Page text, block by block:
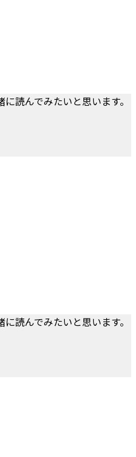
読んでみたいと思います。
読んでみたいと思います。